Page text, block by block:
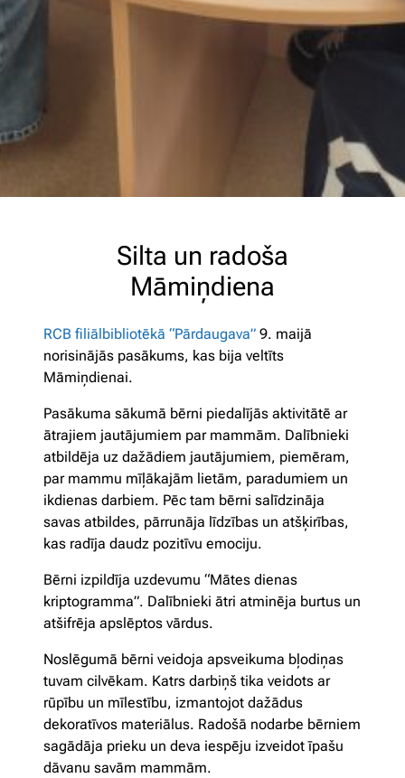
Silta un radoša
Māmiņdiena
RCB filiālbibliotēkā “Pārdaugava” 9. maijā
norisinājās pasākums, kas bija veltīts
Māmiņdienai.
Pasākuma sākumā bērni piedalījās aktivitātē ar
ātrajiem jautājumiem par mammām. Dalībnieki
atbildēja uz dažādiem jautājumiem, piemēram,
par mammu mīļākajām lietām, paradumiem un
ikdienas darbiem. Pēc tam bērni salīdzināja
savas atbildes, pārrunāja līdzības un atšķirības,
kas radīja daudz pozitīvu emociju.
Bērni izpildīja uzdevumu “Mātes dienas
kriptogramma”. Dalībnieki ātri atminēja burtus un
atšifrēja apslēptos vārdus.
Noslēgumā bērni veidoja apsveikuma bļodiņas
tuvam cilvēkam. Katrs darbiņš tika veidots ar
rūpību un mīlestību, izmantojot dažādus
dekoratīvos materiālus. Radošā nodarbe bērniem
sagādāja prieku un deva iespēju izveidot īpašu
dāvanu savām mammām.